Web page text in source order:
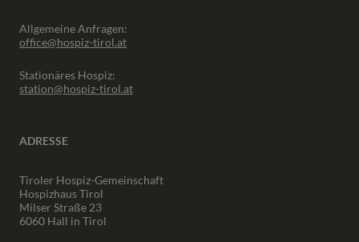
Allgemeine Anfragen:
office@hospiz-tirol.at
Stationäres Hospiz:
station@hospiz-tirol.at
ADRESSE
Tiroler Hospiz-Gemeinschaft
Hospizhaus Tirol
Milser Straße 23
6060 Hall in Tirol